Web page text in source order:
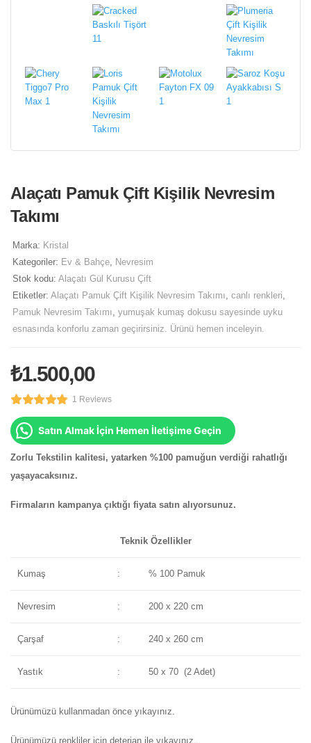
Alaçatı Pamuk Çift Kişilik Nevresim
Takımı
Marka: Kristal
Kategoriler: Ev & Bahçe Nevresim
Stok kodu: Alaçatı Gül Kurusu Çift
Etiketler: Alaçatı Pamuk Çift Kişilik Nevresim Takımı canlı renkleri
Pamuk Nevresim Takımı yumuşak kumaş dokusu sayesinde uyku
esnasında konforlu zaman geçirirsiniz. Ürünü hemen inceleyin.
₺1.500,00
1 Reviews
Satın Almak İçin Hemen İletişime Geçin
Zorlu Tekstilin kalitesi, yatarken %100 pamuğun verdiği rahatlığı
yaşayacaksınız.
Firmaların kampanya çıktığı fiyata satın alıyorsunuz.
Teknik Özellikler
Kumaş : % 100 Pamuk
Nevresim : 200 x 220 cm
Çarşaf : 240 x 260 cm
Yastık : 50 x 70 (2 Adet)
Ürünümüzü kullanmadan önce yıkayınız.
Ürünümüzü renkliler için deterjan ile yıkayınız.